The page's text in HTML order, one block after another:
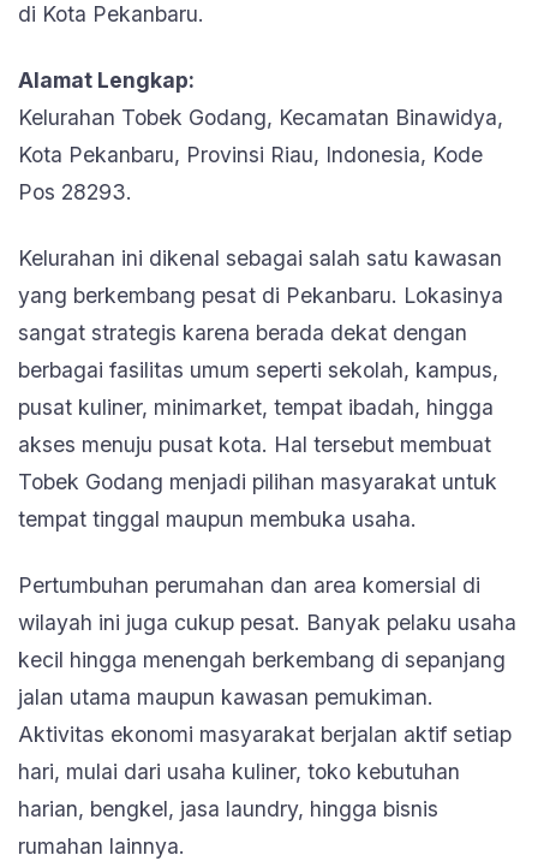
di Kota Pekanbaru.
Alamat Lengkap:
Kelurahan Tobek Godang, Kecamatan Binawidya,
Kota Pekanbaru, Provinsi Riau, Indonesia, Kode
Pos 28293.
Kelurahan ini dikenal sebagai salah satu kawasan
yang berkembang pesat di Pekanbaru. Lokasinya
sangat strategis karena berada dekat dengan
berbagai fasilitas umum seperti sekolah, kampus,
pusat kuliner, minimarket, tempat ibadah, hingga
akses menuju pusat kota. Hal tersebut membuat
Tobek Godang menjadi pilihan masyarakat untuk
tempat tinggal maupun membuka usaha.
Pertumbuhan perumahan dan area komersial di
wilayah ini juga cukup pesat. Banyak pelaku usaha
kecil hingga menengah berkembang di sepanjang
jalan utama maupun kawasan pemukiman.
Aktivitas ekonomi masyarakat berjalan aktif setiap
hari, mulai dari usaha kuliner, toko kebutuhan
harian, bengkel, jasa laundry, hingga bisnis
rumahan lainnya.